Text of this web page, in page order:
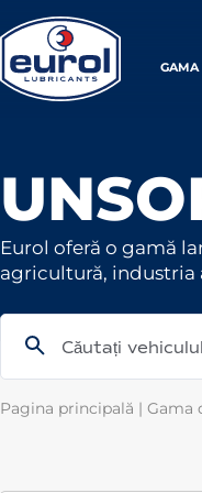
GAMA
Eurol oferă o gamă
agricultură, industria
Căutați
Pagina principală |Gama